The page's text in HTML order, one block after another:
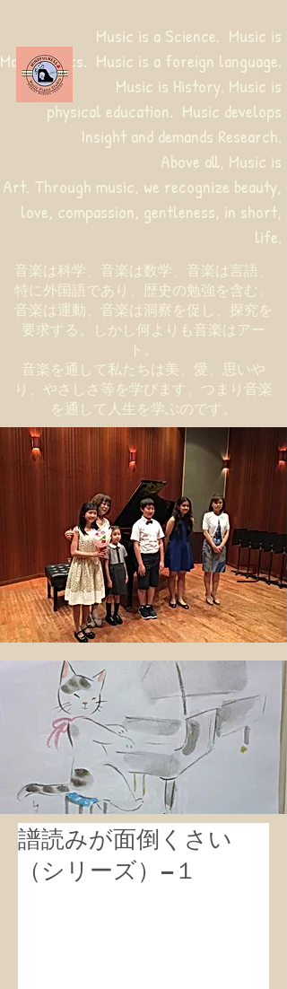
音楽は科学、音楽は数学、音楽は言語、
特に外国語であり、歴史の勉強を含む。
音楽は運動、音楽は洞察を促し、探究を
要求する。しかし何よりも音楽はアー
ト。
音楽を通して私たちは美、愛、思いや
り、やさしさ等を学びます。つまり音楽
を通して人生を学ぶのです。
Music is a Science. Music is
Mathematics. Music is a foreign language.
Music is History. Music is
physical education. Music develops
Insight and demands Research.
Above all, Music is
Art. Through music, we recognize beauty,
love, compassion, gentleness, in short,
life.
譜読みが面倒くさい
（シリーズ）−１